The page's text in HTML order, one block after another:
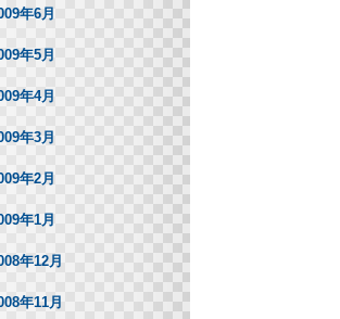
年6月
年5月
年4月
年3月
年2月
年1月
年12月
年11月